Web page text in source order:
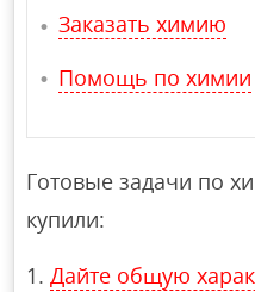
Заказать химию
Помощь по химии
Готовые задачи по
купили:
Дайте общую